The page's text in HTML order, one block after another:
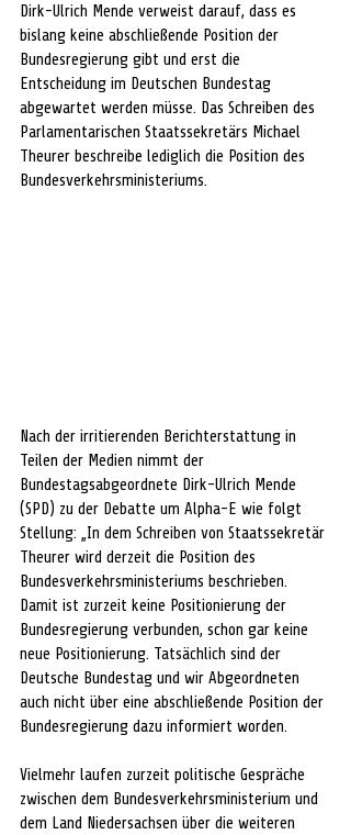
Dirk-Ulrich Mende verweist darauf, dass es
bislang keine abschließende Position der
Bundesregierung gibt und erst die
Entscheidung im Deutschen Bundestag
abgewartet werden müsse. Das Schreiben des
Parlamentarischen Staatssekretärs Michael
Theurer beschreibe lediglich die Position des
Bundesverkehrsministeriums.
Nach der irritierenden Berichterstattung in
Teilen der Medien nimmt der
Bundestagsabgeordnete Dirk-Ulrich Mende
(SPD) zu der Debatte um Alpha-E wie folgt
Stellung: „In dem Schreiben von Staatssekretär
Theurer wird derzeit die Position des
Bundesverkehrsministeriums beschrieben.
Damit ist zurzeit keine Positionierung der
Bundesregierung verbunden, schon gar keine
neue Positionierung. Tatsächlich sind der
Deutsche Bundestag und wir Abgeordneten
auch nicht über eine abschließende Position der
Bundesregierung dazu informiert worden.
Vielmehr laufen zurzeit politische Gespräche
zwischen dem Bundesverkehrsministerium und
dem Land Niedersachsen über die weiteren